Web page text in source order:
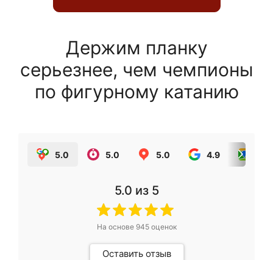
Держим планку
серьезнее, чем чемпионы
по фигурному катанию
5.0 5.0 5.0 4.9
5.0 из 5
На основе 945оценок
Оставить отзыв